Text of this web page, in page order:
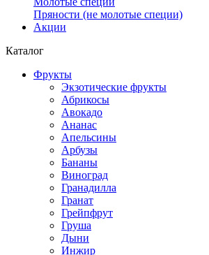
Пряности (не молотые специи)
Акции
Каталог
Фрукты
Экзотические фрукты
Абрикосы
Авокадо
Ананас
Апельсины
Арбузы
Бананы
Виноград
Гранадилла
Гранат
Грейпфрут
Груша
Дыни
Инжир